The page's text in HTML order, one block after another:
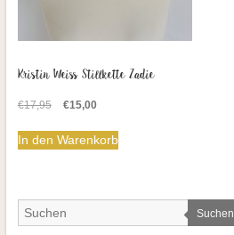
Kristin Weiss Stillkette Zadie
€17,95
Ursprünglicher
war:
€17,95
€15,00Aktueller
ist:
€15,00.
In den Warenkorb
Suchen